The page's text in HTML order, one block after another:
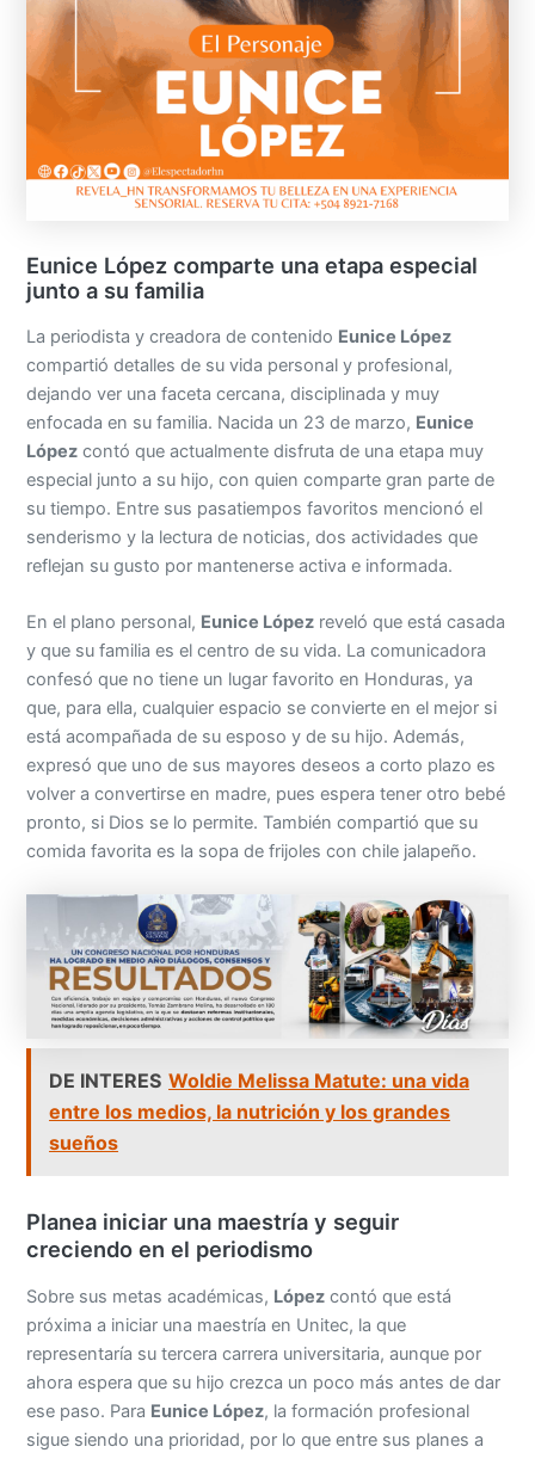
Eunice López comparte una etapa especial
junto a su familia
La periodista y creadora de contenido Eunice López
compartió detalles de su vida personal y profesional,
dejando ver una faceta cercana, disciplinada y muy
enfocada en su familia. Nacida un 23 de marzo, Eunice
López contó que actualmente disfruta de una etapa muy
especial junto a su hijo, con quien comparte gran parte de
su tiempo. Entre sus pasatiempos favoritos mencionó el
senderismo y la lectura de noticias, dos actividades que
reflejan su gusto por mantenerse activa e informada.
En el plano personal, Eunice López reveló que está casada
y que su familia es el centro de su vida. La comunicadora
confesó que no tiene un lugar favorito en Honduras, ya
que, para ella, cualquier espacio se convierte en el mejor si
está acompañada de su esposo y de su hijo. Además,
expresó que uno de sus mayores deseos a corto plazo es
volver a convertirse en madre, pues espera tener otro bebé
pronto, si Dios se lo permite. También compartió que su
comida favorita es la sopa de frijoles con chile jalapeño.
DE INTERES Woldie Melissa Matute: una vida
entre los medios, la nutrición y los grandes
sueños
Planea iniciar una maestría y seguir
creciendo en el periodismo
Sobre sus metas académicas, López contó que está
próxima a iniciar una maestría en Unitec, la que
representaría su tercera carrera universitaria, aunque por
ahora espera que su hijo crezca un poco más antes de dar
ese paso. Para Eunice López, la formación profesional
sigue siendo una prioridad, por lo que entre sus planes a